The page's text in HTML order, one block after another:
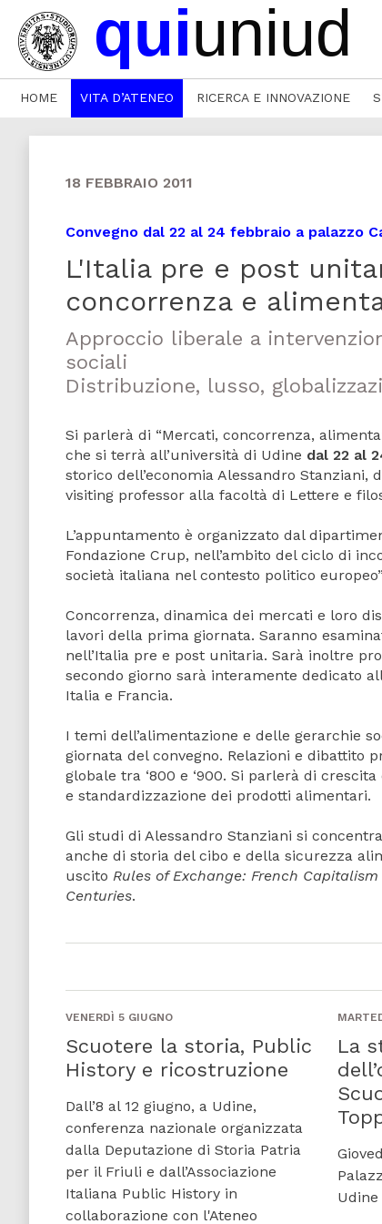
HOME VITA D’ATENEO RICERCA E INNOVAZIONE
18 FEBBRAIO 2011
Convegno dal 22 al 24 febbraio a palazzo
L'Italia pre e post
concorrenza e
Approccio liberale a
sociali
Distribuzione, lusso,
Si parlerà di “Mercati, concorrenza,
che si terrà all’università di Udine dal 22 al
storico dell’economia Alessandro Stanziani,
visiting professor alla facoltà di Lettere e
L’appuntamento è organizzato dal
Fondazione Crup, nell’ambito del ciclo di
società italiana nel contesto politico
Concorrenza, dinamica dei mercati e loro
lavori della prima giornata. Saranno
nell’Italia pre e post unitaria. Sarà inoltre
secondo giorno sarà interamente dedicato
Italia e Francia.
I temi dell’alimentazione e delle gerarchie
giornata del convegno. Relazioni e dibattito
globale tra ‘800 e ‘900. Si parlerà di
e standardizzazione dei prodotti alimentari.
Gli studi di Alessandro Stanziani si
anche di storia del cibo e della sicurezza
uscito Rules of Exchange: French Capitalism
Centuries.
VENERDÌ 5 GIUGNO
Scuotere la storia, Public
History e ricostruzione
Dall’8 al 12 giugno, a Udine,
conferenza nazionale organizzata
dalla Deputazione di Storia Patria
per il Friuli e dall’Associazione
Italiana Public History in
collaborazione con l'Ateneo
La
Udine